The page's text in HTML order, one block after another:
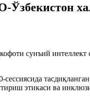
сунъий интеллект
этикаси ва